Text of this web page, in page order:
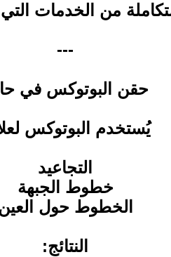
من الخدمات
---
حقن البوتوكس في
يُستخدم البوتوكس
التجاعيد
خطوط الجبهة
الخطوط حول
النتائج: